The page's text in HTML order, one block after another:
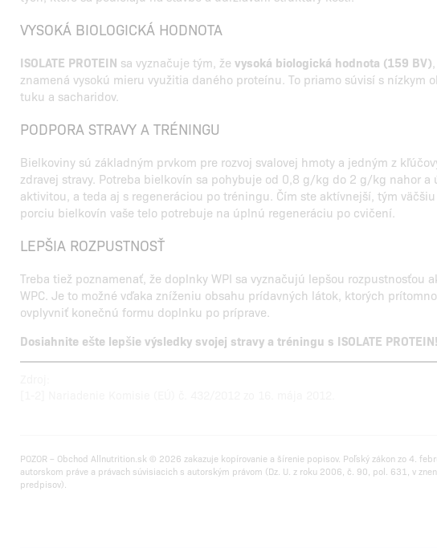
VYSOKÁ BIOLOGICKÁ HODNOTA
ISOLATE PROTEIN sa vyznačuje tým, že vysoká biologická hodnota (159 BV)
znamená vysokú mieru využitia daného proteínu. To priamo súvisí s nízkym
tuku a sacharidov.
PODPORA STRAVY A TRÉNINGU
Bielkoviny sú základným prvkom pre rozvoj svalovej hmoty a jedným z
zdravej stravy. Potreba bielkovín sa pohybuje od 0,8 g/kg do 2 g/kg nahor a
aktivitou, a teda aj s regeneráciou po tréningu. Čím ste aktívnejší, tým
porciu bielkovín vaše telo potrebuje na úplnú regeneráciu po cvičení.
LEPŠIA ROZPUSTNOSŤ
Treba tiež poznamenať, že doplnky WPI sa vyznačujú lepšou rozpustnosťou
WPC. Je to možné vďaka zníženiu obsahu prídavných látok, ktorých
ovplyvniť konečnú formu doplnku po príprave.
Dosiahnite ešte lepšie výsledky svojej stravy a tréningu s ISOLATE PROTEIN!
POZOR – Obchod Allnutrition.sk © 2026 zakazuje kopírovanie a šírenie popisov. Poľský zákon zo 4.
autorskom práve a právach súvisiacich s autorským právom (Dz. U. z roku 2006, č. 90, pol. 631, v
predpisov).